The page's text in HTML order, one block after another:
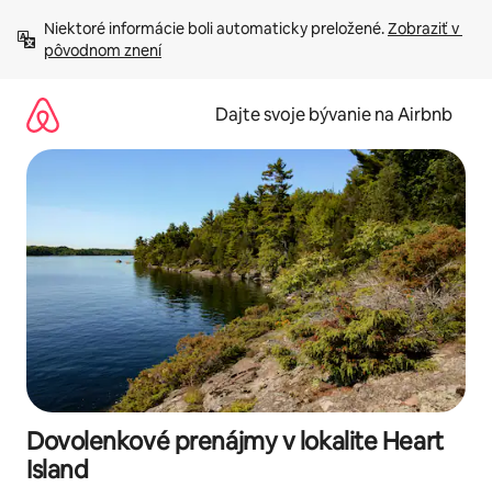
obsah.
Niektoré informácie boli automaticky preložené. Zobraziť v
pôvodnom znení
Dajte svoje bývanie na Airbnb
Dovolenkové prenájmy v lokalite Heart
Island